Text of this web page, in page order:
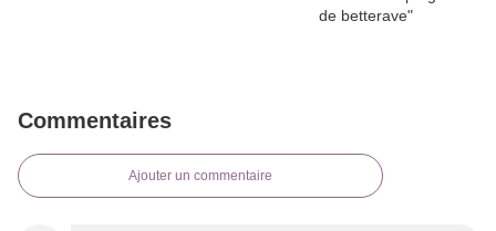
Commentaires
Ajouter un commentaire